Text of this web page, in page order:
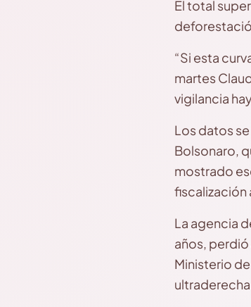
El total
“Si esta
martes
vigilancia
Los datos
Bolsonaro,
mostrado
fiscalización
La agencia
años,
Ministerio